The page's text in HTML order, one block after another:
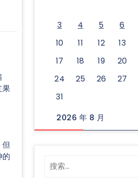
果
但
的
2026 年 8 月
3
4 5 6
10
11 12 13
17
18 19 20
24
25 26 27
31
搜
索：